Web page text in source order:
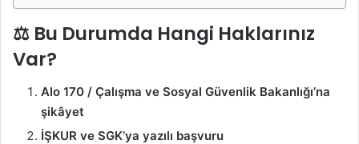
⚖️ Bu Durumda Hangi Haklarınız
Var?
Alo 170 / Çalışma ve Sosyal Güvenlik Bakanlığı’na
şikâyet
İŞKUR ve SGK’ya yazılı başvuru